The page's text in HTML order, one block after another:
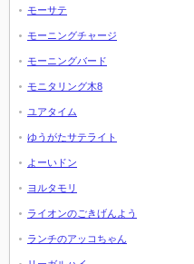
モーサテ
モーニングチャージ
モーニングバード
モニタリング木8
ユアタイム
ゆうがたサテライト
よーいドン
ヨルタモリ
ライオンのごきげんよう
ランチのアッコちゃん